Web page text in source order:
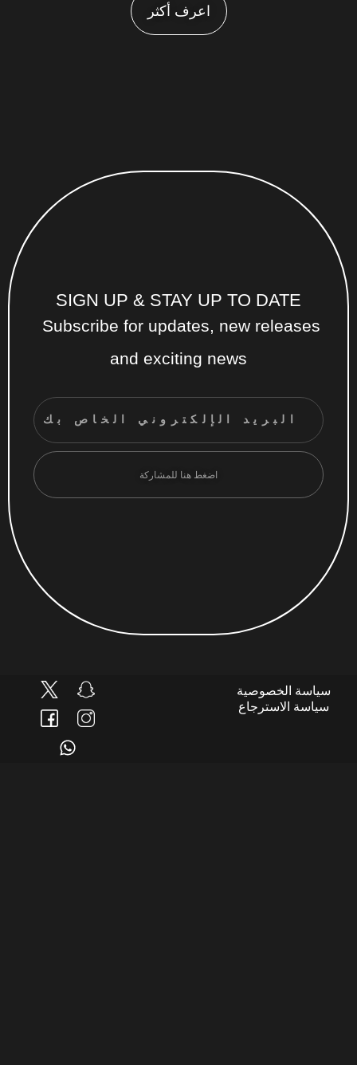
اعرف أكثر
SIGN UP & STAY UP TO DATE
Subscribe for updates, new releases
and exciting news
اضغط هنا للمشاركة
سياسة الخصوصية
سياسة الاسترجاع